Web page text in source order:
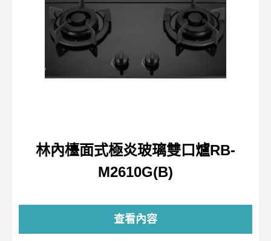
林內檯面式極炎玻璃雙口爐RB-
M2610G(B)
查看內容